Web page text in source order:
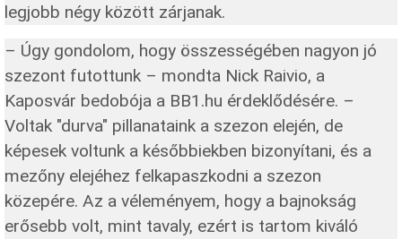
legjobb négy között zárjanak.
– Úgy gondolom, hogy összességében nagyon jó
szezont futottunk – mondta Nick Raivio, a
Kaposvár bedobója a BB1.hu érdeklődésére. –
Voltak "durva" pillanataink a szezon elején, de
képesek voltunk a későbbiekben bizonyítani, és a
mezőny elejéhez felkapaszkodni a szezon
közepére. Az a véleményem, hogy a bajnokság
erősebb volt, mint tavaly, ezért is tartom kiváló